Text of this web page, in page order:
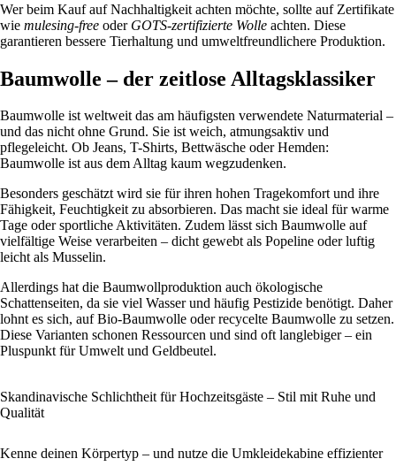
Wer beim Kauf auf Nachhaltigkeit achten möchte, sollte auf Zertifikate
wie mulesing-free oder GOTS-zertifizierte Wolle achten. Diese
garantieren bessere Tierhaltung und umweltfreundlichere Produktion.
Baumwolle – der zeitlose Alltagsklassiker
Baumwolle ist weltweit das am häufigsten verwendete Naturmaterial –
und das nicht ohne Grund. Sie ist weich, atmungsaktiv und
pflegeleicht. Ob Jeans, T-Shirts, Bettwäsche oder Hemden:
Baumwolle ist aus dem Alltag kaum wegzudenken.
Besonders geschätzt wird sie für ihren hohen Tragekomfort und ihre
Fähigkeit, Feuchtigkeit zu absorbieren. Das macht sie ideal für warme
Tage oder sportliche Aktivitäten. Zudem lässt sich Baumwolle auf
vielfältige Weise verarbeiten – dicht gewebt als Popeline oder luftig
leicht als Musselin.
Allerdings hat die Baumwollproduktion auch ökologische
Schattenseiten, da sie viel Wasser und häufig Pestizide benötigt. Daher
lohnt es sich, auf Bio-Baumwolle oder recycelte Baumwolle zu setzen.
Diese Varianten schonen Ressourcen und sind oft langlebiger – ein
Pluspunkt für Umwelt und Geldbeutel.
Skandinavische Schlichtheit für Hochzeitsgäste – Stil mit Ruhe und
Qualität
Kenne deinen Körpertyp – und nutze die Umkleidekabine effizienter